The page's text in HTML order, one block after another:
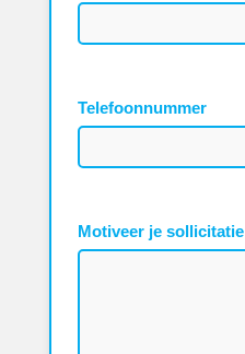
Telefoonnummer
Motiveer je sollicitatie